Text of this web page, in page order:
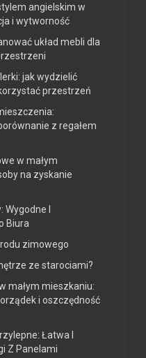
angielskim w
i wytworność
układ mebli dla
jak wydzielić
przestrzeń
z regałem
w małym
na zyskanie
I
Biura
zimowego
ze starociami?
małym mieszkaniu:
i oszczędność
Łatwa I
Z Panelami